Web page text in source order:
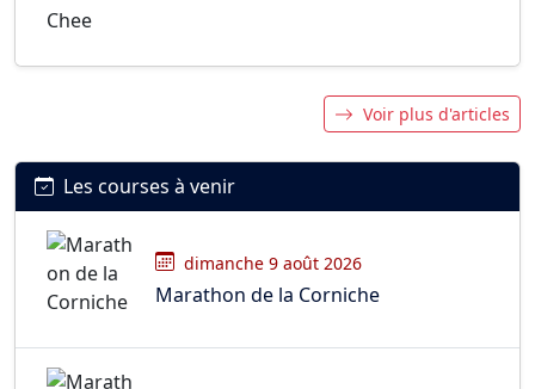
Voir plus d'articles
Les courses à venir
dimanche 9 août 2026
Marathon de la Corniche